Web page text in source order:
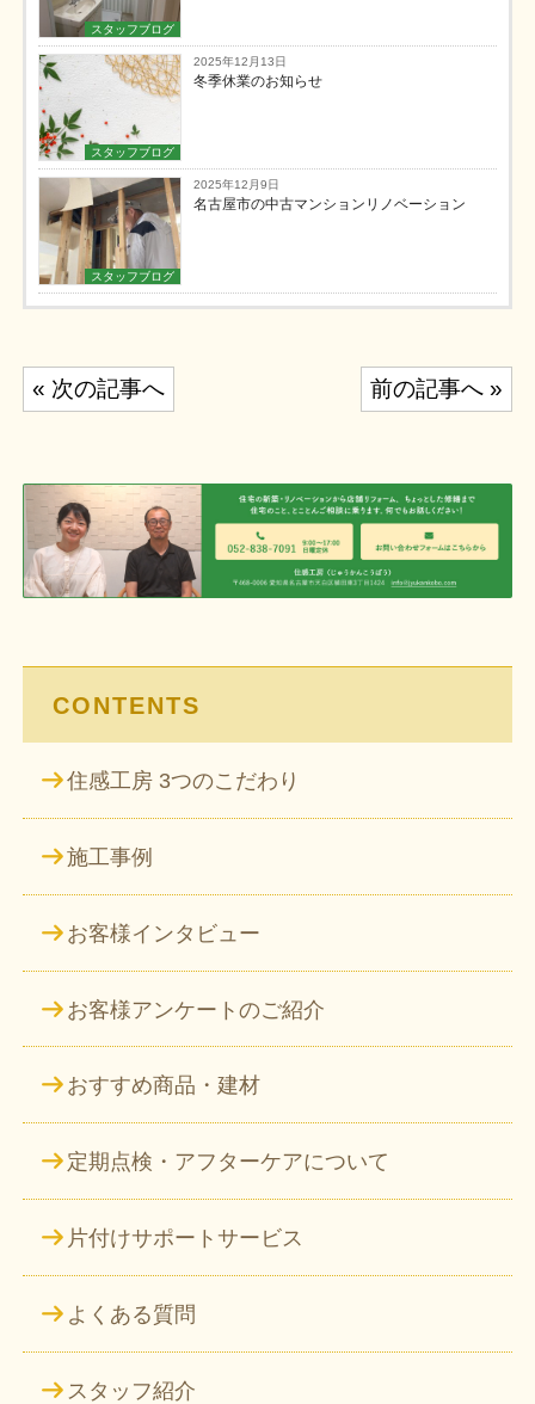
スタッフブログ
スタッフブログ
2025年12月13日
冬季休業のお知らせ
スタッフブログ
2025年12月9日
名古屋市の中古マンションリノベーション
投
稿
ビ
ゲ
ー
シ
前の記事へ »
« 次の記事へ
CONTENTS
住感工房 3つのこだわり
施工事例
お客様インタビュー
お客様アンケートのご紹介
おすすめ商品・建材
定期点検・アフターケアについて
片付けサポートサービス
よくある質問
スタッフ紹介